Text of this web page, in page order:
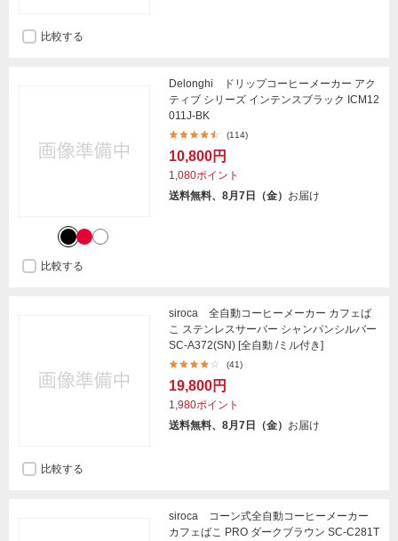
比較する
Delonghi ドリップコーヒーメーカー アク
ティブ シリーズ インテンスブラック ICM12
011J-BK
(114)
10,800円
1,080ポイント
送料無料、8月7日（金） お届け
比較する
siroca 全自動コーヒーメーカー カフェば
こ ステンレスサーバー シャンパンシルバー
SC-A372(SN) [全自動 /ミル付き]
(41)
19,800円
1,980ポイント
送料無料、8月7日（金） お届け
比較する
siroca コーン式全自動コーヒーメーカー
カフェばこ PRO ダークブラウン SC-C281T